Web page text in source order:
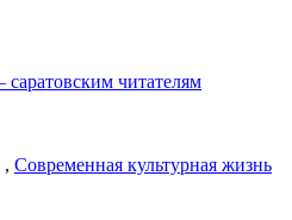
, Современная культурная жизнь